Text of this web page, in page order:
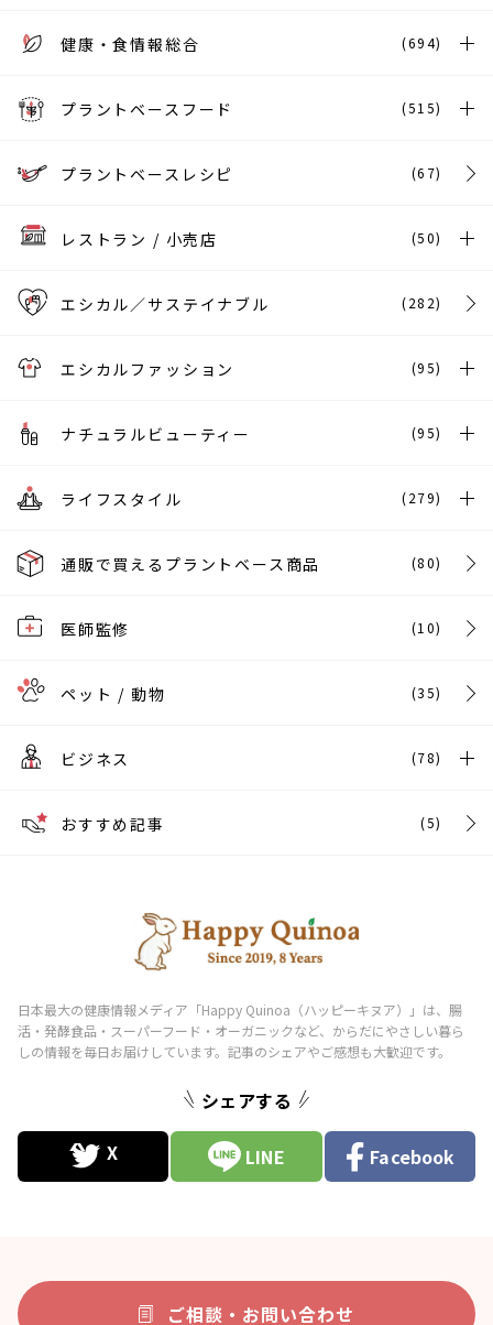
健康・食情報総合 (694)
プラントベースフード (515)
プラントベースレシピ (67)
レストラン / 小売店 (50)
エシカル／サステイナブル (282)
エシカルファッション (95)
ナチュラルビューティー (95)
ライフスタイル (279)
通販で買えるプラントベース商品 (80)
医師監修 (10)
ペット / 動物 (35)
ビジネス (78)
おすすめ記事 (5)
シェアする
LINE Facebook
ご相談・お問い合わせ